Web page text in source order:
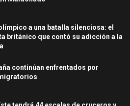
a una batalla silenciosa: el
británico que contó su adicción a la
continúan enfrentados por